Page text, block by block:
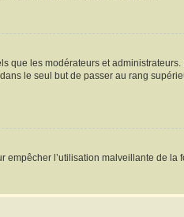
que les modérateurs et
le seul but de passer au rang
empêcher l’utilisation malveillante de la